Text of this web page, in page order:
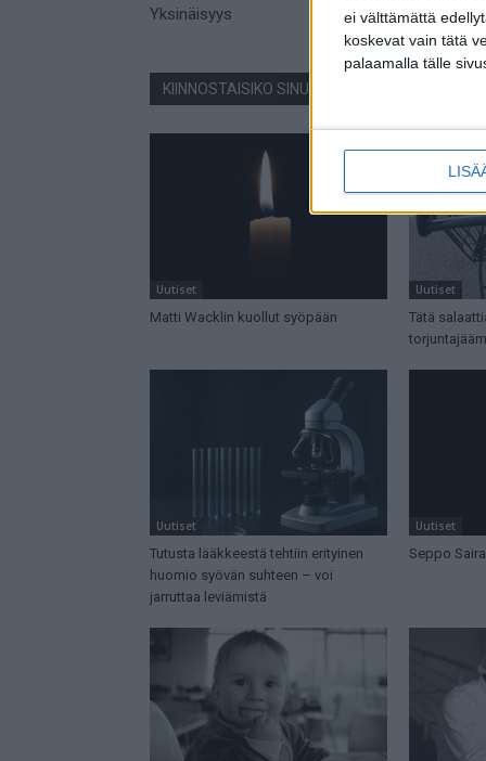
ei välttämättä
koskevat vain tätä
palaamalla tälle
Yksinäisyys
KIINNOSTAISIKO SINUA NÄMÄ JUTUT?
Uutiset
Matti Wacklin kuollut syöpään
Uutiset
Tätä
Uutiset
Tutusta lääkkeestä tehtiin erityinen
huomio syövän suhteen – voi
jarruttaa leviämistä
Uutiset
Seppo